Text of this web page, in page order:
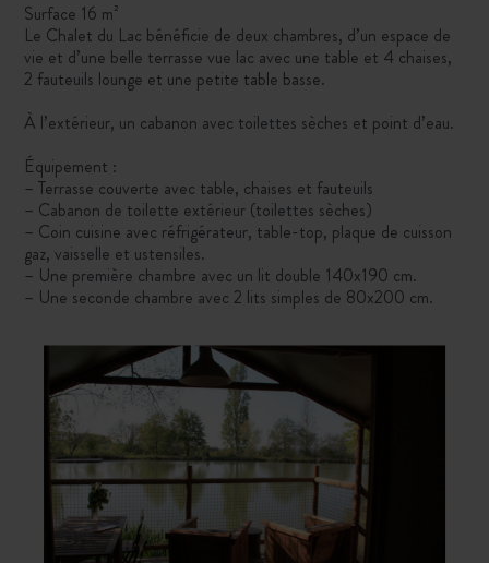
Surface 16 m²
Le Chalet du Lac bénéficie de deux chambres, d’un espace de
vie et d’une belle terrasse vue lac avec une table et 4 chaises,
2 fauteuils lounge et une petite table basse.
À l’extérieur, un cabanon avec toilettes sèches et point d’eau.
Équipement :
– Terrasse couverte avec table, chaises et fauteuils
– Cabanon de toilette extérieur (toilettes sèches)
– Coin cuisine avec réfrigérateur, table-top, plaque de cuisson
gaz, vaisselle et ustensiles.
– Une première chambre avec un lit double 140x190 cm.
– Une seconde chambre avec 2 lits simples de 80x200 cm.